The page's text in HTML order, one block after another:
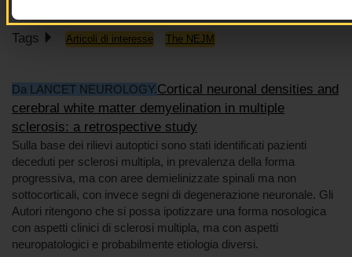
Tags Articoli di interesse The NEJM
Da LANCET NEUROLOGY.Cortical neuronal densities and
cerebral white matter demyelination in multiple
sclerosis: a retrospective study
Sulla base dei rilievi autoptici sono stati identificati pazienti
deceduti per sclerosi multipla, in prevalenza della forma
progressiva, ma con aree demielinizzate spinali ma non
sottocorticali, con invece segni di degenerazione neuronale. Gli
Autori ritengono che si possa ipotizzare una forma nosologica
con aspetti clinici di sclerosi multipla, ma con aspetti
neuropatologici e probabilmente etiologia diversi.